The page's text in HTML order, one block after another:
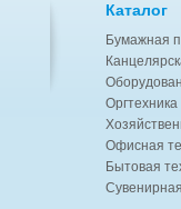
Каталог
Бумажная
Офисная
Бытовая